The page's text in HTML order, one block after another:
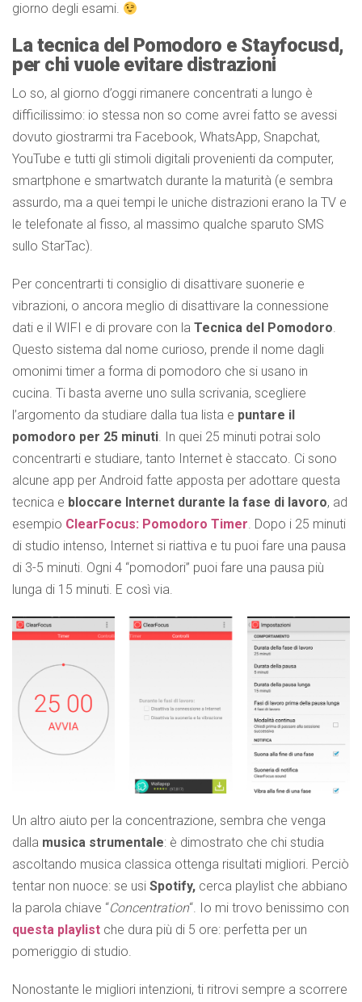
giorno degli esami.
La tecnica del Pomodoro e Stayfocusd,
per chi vuole evitare distrazioni
Lo so, al giorno d’oggi rimanere concentrati a lungo è
difficilissimo: io stessa non so come avrei fatto se avessi
dovuto giostrarmi tra Facebook, WhatsApp, Snapchat,
YouTube e tutti gli stimoli digitali provenienti da computer,
smartphone e smartwatch durante la maturità (e sembra
assurdo, ma a quei tempi le uniche distrazioni erano la TV e
le telefonate al fisso, al massimo qualche sparuto SMS
sullo StarTac).
Per concentrarti ti consiglio di disattivare suonerie e
vibrazioni, o ancora meglio di disattivare la connessione
dati e il WIFI e di provare con la Tecnica del Pomodoro.
Questo sistema dal nome curioso, prende il nome dagli
omonimi timer a forma di pomodoro che si usano in
cucina. Ti basta averne uno sulla scrivania, scegliere
l’argomento da studiare dalla tua lista e puntare il
pomodoro per 25 minuti. In quei 25 minuti potrai solo
concentrarti e studiare, tanto Internet è staccato. Ci sono
alcune app per Android fatte apposta per adottare questa
tecnica e bloccare Internet durante la fase di lavoro, ad
esempio ClearFocus: Pomodoro Timer. Dopo i 25 minuti
di studio intenso, Internet si riattiva e tu puoi fare una pausa
di 3-5 minuti. Ogni 4 “pomodori” puoi fare una pausa più
lunga di 15 minuti. E così via.
Un altro aiuto per la concentrazione, sembra che venga
dalla musica strumentale: è dimostrato che chi studia
ascoltando musica classica ottenga risultati migliori. Perciò
tentar non nuoce: se usi Spotify, cerca playlist che abbiano
la parola chiave “Concentration“. Io mi trovo benissimo con
questa playlist che dura più di 5 ore: perfetta per un
pomeriggio di studio.
Nonostante le migliori intenzioni, ti ritrovi sempre a scorrere